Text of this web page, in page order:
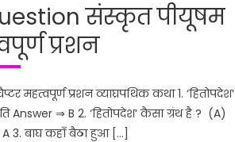
संस्कृत पीयूषम
प्रशन
प्रशन व्याघ्रपथिक कथा 1. ‘हितोपदेश‘
Answer ⇒ B 2. ‘हितोपदेश‘ कैसा ग्रंथ है ? (A)
3. बाघ कहाँ बैठा हुआ […]